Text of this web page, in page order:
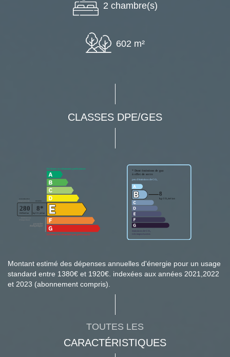
2 chambre(s)
602 m²
CLASSES DPE/GES
Montant estimé des dépenses annuelles d'énergie pour un usage
standard entre 1380€ et 1920€. indexées aux années 2021,2022
et 2023 (abonnement compris).
TOUTES LES
CARACTÉRISTIQUES